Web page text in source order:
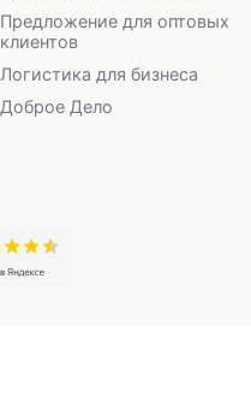
Предложение для оптовых
клиентов
Логистика для бизнеса
Доброе Дело